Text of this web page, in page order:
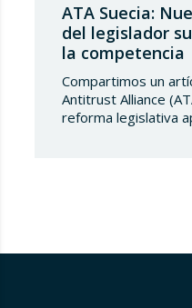
ATA Suecia:
del legislador
la competencia
Compartimos un
Antitrust Alliance
reforma legislativa